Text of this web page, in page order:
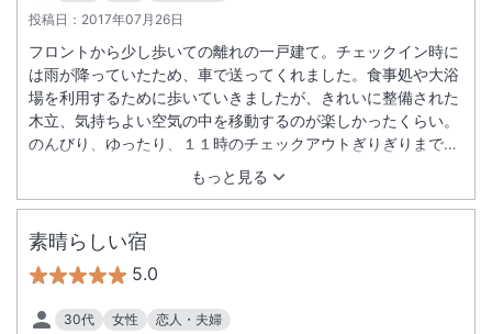
投稿日： 2017年07月26日
もっと見る
フロントから少し歩いての離れの一戸建て。チェックイン時に
は雨が降っていたため、車で送ってくれました。食事処や大浴
場を利用するために歩いていきましたが、きれいに整備された
木立、気持ちよい空気の中を移動するのが楽しかったくらい。
のんびり、ゆったり、１１時のチェックアウトぎりぎりまで滞
素晴らしい宿
5.0
30代 女性
恋人・夫婦